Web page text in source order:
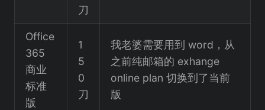
刀
Office
365
商业
标准
版
1
5
0
刀
我老婆需要用到 word，从
之前纯邮箱的 exhange
online plan 切换到了当前
版